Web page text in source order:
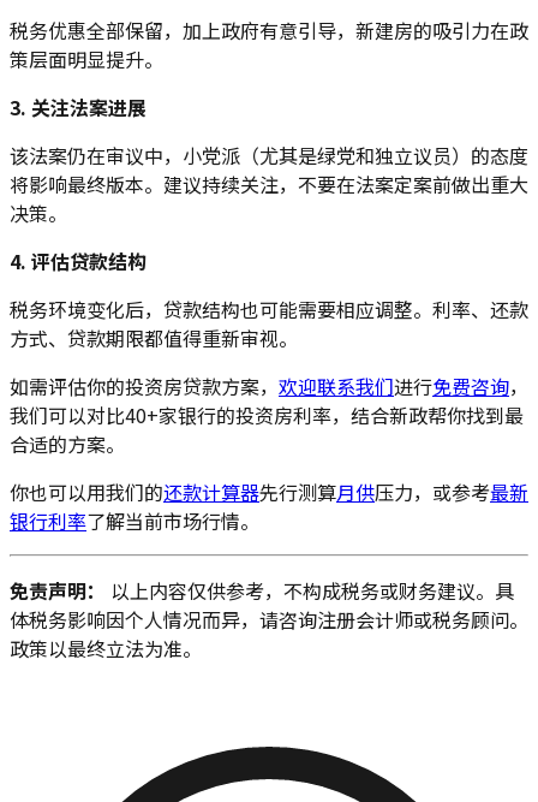
税务优惠全部保留，加上政府有意引导，新建房的吸引力在政
策层面明显提升。
3. 关注法案进展
该法案仍在审议中，小党派（尤其是绿党和独立议员）的态度
将影响最终版本。建议持续关注，不要在法案定案前做出重大
决策。
4. 评估贷款结构
税务环境变化后，贷款结构也可能需要相应调整。利率、还款
方式、贷款期限都值得重新审视。
如需评估你的投资房贷款方案， 欢迎联系我们进行免费咨询，
我们可以对比40+家银行的投资房利率，结合新政帮你找到最
合适的方案。
你也可以用我们的还款计算器先行测算月供压力，或参考最新
银行利率了解当前市场行情。
免责声明：
以上内容仅供参考，不构成税务或财务建议。具
体税务影响因个人情况而异，请咨询注册会计师或税务顾问。
政策以最终立法为准。